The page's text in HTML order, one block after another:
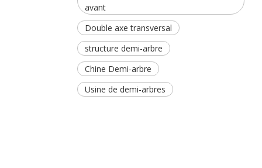
avant
Double axe transversal
structure demi-arbre
Chine Demi-arbre
Usine de demi-arbres